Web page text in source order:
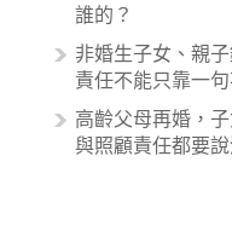
誰的？
非婚生子女、親
責任不能只靠一
高齡父母再婚，
與照顧責任都要